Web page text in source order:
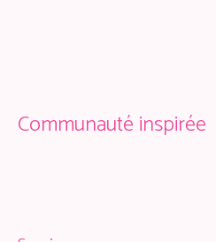
Communauté inspirée